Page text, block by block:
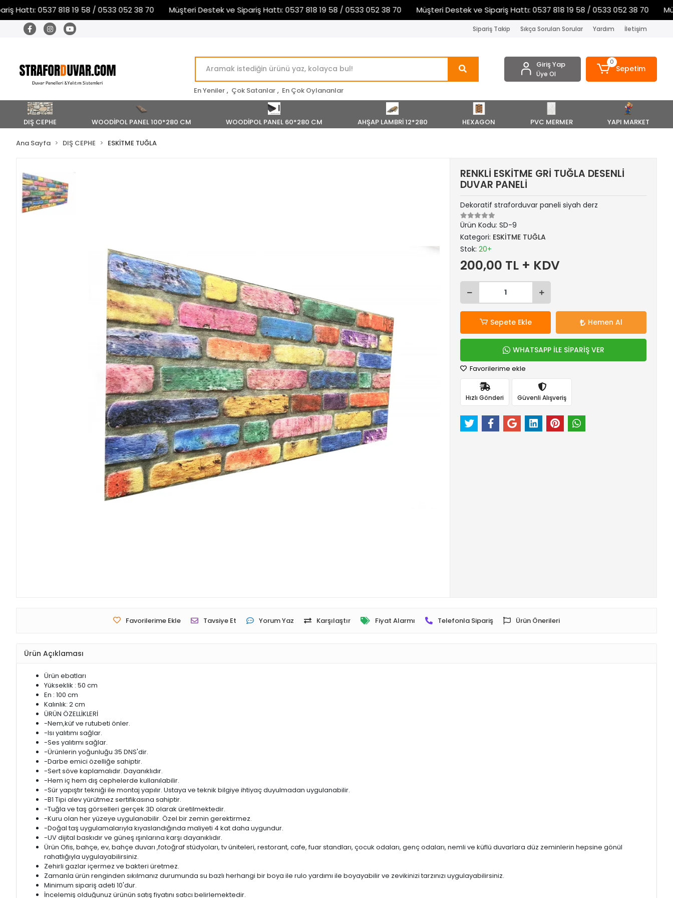
0537 818 19 58 / 0533 052 38 70 Müşteri Destek ve Sipariş Hattı: 0537 818 19 58 / 0533 052 38 70 Müşteri Destek ve Sipariş Hattı: 0537 818 19 58 / 0533 052 38 70
Sipariş Takip Sıkça Sorulan Sorular Yardım İletişim
En Yeniler , Çok Satanlar , En Çok Oylananlar
Giriş Yap
Üye Ol
0
Sepetim
DIŞ CEPHE WOODİPOL PANEL 100*280 CM WOODİPOL PANEL 60*280 CM AHŞAP LAMBRİ 12*280 HEXAGON PVC MERMER YAPI MARKET
Ana Sayfa DIŞ CEPHE ESKİTME TUĞLA
RENKLİ ESKİTME GRİ TUĞLA DESENLİ
DUVAR PANELİ
Dekoratif straforduvar paneli siyah derz
Ürün Kodu:SD-9
Kategori: ESKİTME TUĞLA
Stok:20+
200,00 TL + KDV
Sepete Ekle Hemen Al
WHATSAPP İLE SİPARİŞ VER
Favorilerime ekle
Hızlı Gönderi Güvenli Alışveriş
Favorilerime Ekle Tavsiye Et Yorum Yaz Karşılaştır Fiyat Alarmı Telefonla Sipariş Ürün Önerileri
Ürün Açıklaması
Ürün ebatları
Yükseklik : 50 cm
En : 100 cm
Kalınlık: 2 cm
ÜRÜN ÖZELLİKLERİ
-Nem,küf ve rutubeti önler.
-Isı yalıtımı sağlar.
-Ses yalıtımı sağlar.
-Ürünlerin yoğunluğu 35 DNS'dir.
-Darbe emici özelliğe sahiptir.
-Sert söve kaplamalıdır. Dayanıklıdır.
-Hem iç hem dış cephelerde kullanılabilir.
-Sür yapıştır tekniği ile montaj yapılır. Ustaya ve teknik bilgiye ihtiyaç duyulmadan uygulanabilir.
-B1 Tipi alev yürütmez sertifikasına sahiptir.
-Tuğla ve taş görselleri gerçek 3D olarak üretilmektedir.
-Kuru olan her yüzeye uygulanabilir. Özel bir zemin gerektirmez.
-Doğal taş uygulamalarıyla kıyaslandığında maliyeti 4 kat daha uygundur.
-UV dijital baskıdır ve güneş ışınlarına karşı dayanıklıdır.
Ürün Ofis, bahçe, ev, bahçe duvarı ,fotoğraf stüdyoları, tv üniteleri, restorant, cafe, fuar standları, çocuk odaları, genç odaları, nemli ve küflü duvarlara düz zeminlerin hepsine gönül
rahatlığıyla uygulayabilirsiniz.
Zehirli gazlar içermez ve bakteri üretmez.
Zamanla ürün renginden sıkılmanız durumunda su bazlı herhangi bir boya ile rulo yardımı ile boyayabilir ve zevikinizi tarzınızı uygulayabilirsiniz.
Minimum sipariş adeti 10'dur.
İncelemiş olduğunuz ürünün satış fiyatını satıcı belirlemektedir.